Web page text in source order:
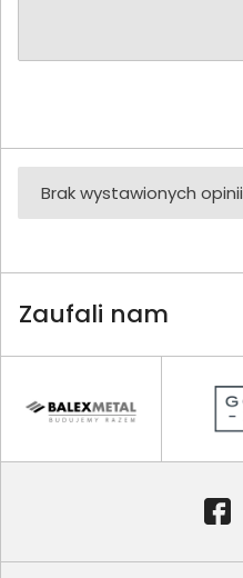
Brak wystawionych opinii
Zaufali nam